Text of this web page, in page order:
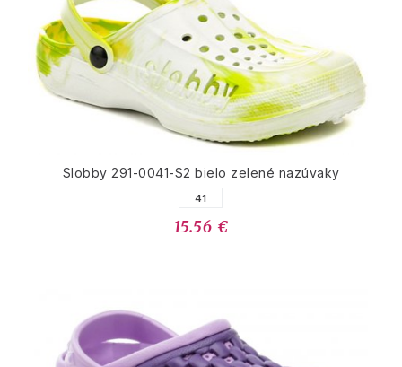
Slobby 291-0041-S2 bielo zelené nazúvaky
41
15.56 €